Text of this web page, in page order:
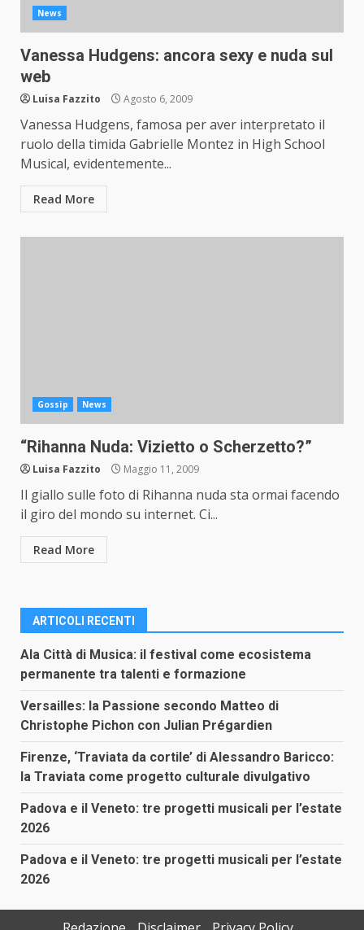
News
Vanessa Hudgens: ancora sexy e nuda sul
web
Luisa Fazzito Agosto 6, 2009
Vanessa Hudgens, famosa per aver interpretato il
ruolo della timida Gabrielle Montez in High School
Musical, evidentemente...
Read More
Gossip News
“Rihanna Nuda: Vizietto o Scherzetto?”
Luisa Fazzito Maggio 11, 2009
Il giallo sulle foto di Rihanna nuda sta ormai facendo
il giro del mondo su internet. Ci...
Read More
ARTICOLI RECENTI
Ala Città di Musica: il festival come ecosistema
permanente tra talenti e formazione
Versailles: la Passione secondo Matteo di
Christophe Pichon con Julian Prégardien
Firenze, ‘Traviata da cortile’ di Alessandro Baricco:
la Traviata come progetto culturale divulgativo
Padova e il Veneto: tre progetti musicali per l’estate
2026
Padova e il Veneto: tre progetti musicali per l’estate
2026